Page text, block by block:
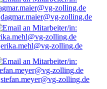
dagmar.maier@vg-zolling.de
erika.mehl@vg-zolling.de
stefan.meyer@vg-zolling.de